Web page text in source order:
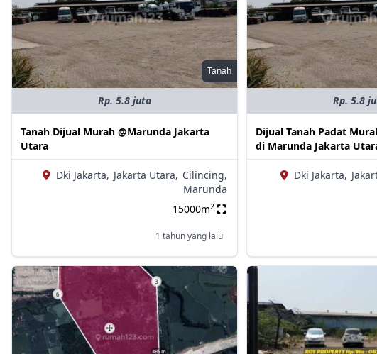
Tanah
Rp. 5.8 juta
Tanah Dijual Murah @Marunda Jakarta
Utara
Dki Jakarta, Jakarta Utara, Cilincing,
Marunda
15000m2
1 tahun yang lalu
Rp. 5.8
Dijual Tanah Padat
di Marunda Jakarta
Dki Jakarta,